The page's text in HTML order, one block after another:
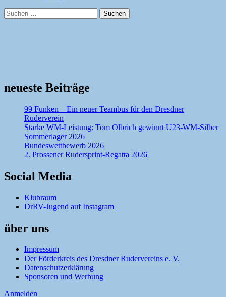
Suchen
nach:
neueste Beiträge
99 Funken – Ein neuer Teambus für den Dresdner
Ruderverein
Starke WM-Leistung: Tom Olbrich gewinnt U23-WM-Silber
Sommerlager 2026
Bundeswettbewerb 2026
2. Prossener Rudersprint-Regatta 2026
Social Media
Klubraum
DrRV-Jugend auf Instagram
über uns
Impressum
Der Förderkreis des Dresdner Rudervereins e. V.
Datenschutzerklärung
Sponsoren und Werbung
Anmelden